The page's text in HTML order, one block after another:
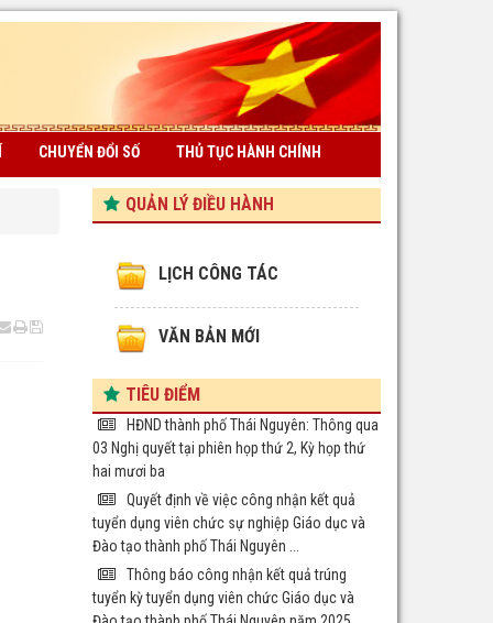
CHUYỂN ĐỔI SỐ THỦ TỤC HÀNH CHÍNH
QUẢN LÝ ĐIỀU HÀNH
LỊCH CÔNG TÁC
VĂN BẢN MỚI
TIÊU ĐIỂM
HĐND thành phố Thái Nguyên: Thông qua
03 Nghị quyết tại phiên họp thứ 2, Kỳ họp thứ
hai mươi ba
Quyết định về việc công nhận kết quả
tuyển dụng viên chức sự nghiệp Giáo dục và
Đào tạo thành phố Thái Nguyên ...
Thông báo công nhận kết quả trúng
tuyển kỳ tuyển dụng viên chức Giáo dục và